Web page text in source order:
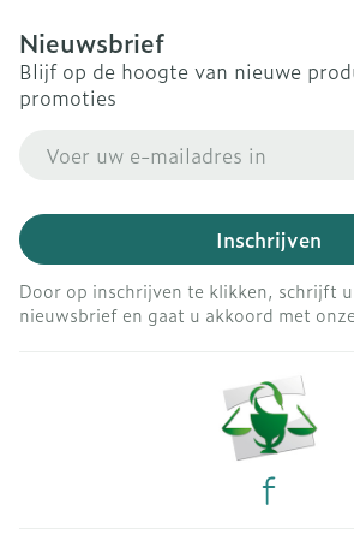
Nieuwsbrief
Blijf op de hoogte van nieuwe
promoties
Inschrijven
Door op inschrijven te klikken, schrijft
nieuwsbrief en gaat u akkoord met onze